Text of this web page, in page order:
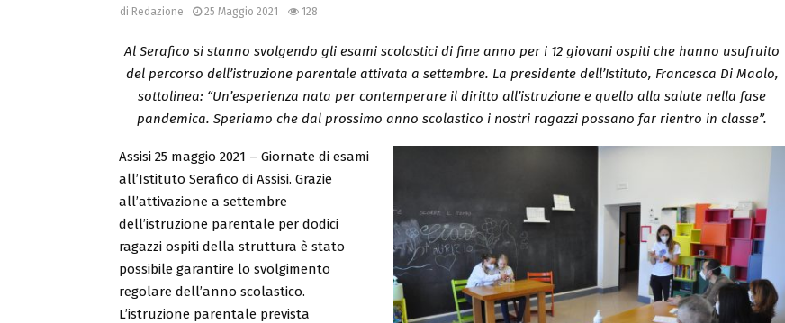
di Redazione 25 Maggio 2021 128
Al Serafico si stanno svolgendo gli esami scolastici di fine anno per i 12 giovani ospiti che hanno usufruito
del percorso dell’istruzione parentale attivata a settembre. La presidente dell’Istituto, Francesca Di Maolo,
sottolinea: “Un’esperienza nata per contemperare il diritto all’istruzione e quello alla salute nella fase
pandemica. Speriamo che dal prossimo anno scolastico i nostri ragazzi possano far rientro in classe”.
Assisi 25 maggio 2021 – Giornate di esami
all’Istituto Serafico di Assisi. Grazie
all’attivazione a settembre
dell’istruzione parentale per dodici
ragazzi ospiti della struttura è stato
possibile garantire lo svolgimento
regolare dell’anno scolastico.
L’istruzione parentale prevista